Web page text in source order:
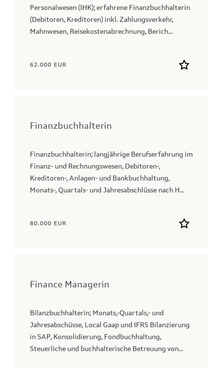
Personalwesen (IHK); erfahrene Finanzbuchhalterin
(Debitoren, Kreditoren) inkl. Zahlungsverkehr,
Mahnwesen, Reisekostenabrechnung, Berich...
62.000 EUR
Finanzbuchhalterin
Finanzbuchhalterin; langjährige Berufserfahrung im
Finanz- und Rechnungswesen, Debitoren-,
Kreditoren-, Anlagen- und Bankbuchhaltung,
Monats-, Quartals- und Jahresabschlüsse nach H...
80.000 EUR
Finance Managerin
Bilanzbuchhalterin; Monats,-Quartals,- und
Jahresabschüsse, Local Gaap und IFRS Bilanzierung
in SAP, Konsolidierung, Fondbuchhaltung,
Steuerliche und buchhalterische Betreuung von...